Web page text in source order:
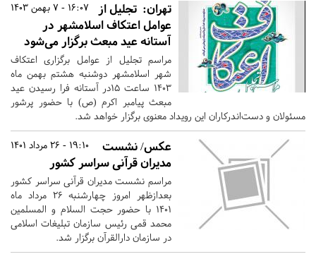
16:07 - 7 بهمن 1403 تهران: تجلیل از
عوامل اعتکاف اسلامشهر در
آستانه عید مبعث برگزار می‌شود
مراسم تجلیل از عوامل برگزاری اعتکاف
شهر اسلامشهر دوشنبه هشتم بهمن ماه
۱۴۰۳ ساعت 15در آستانه فرا رسیدن عید
مبعث پیامبر اکرم (ص) با حضور پرشور
مسئولان و دست‌اندرکاران این رویداد معنوی برگزار خواهد شد.
19:10 - 26 مرداد 1401
عکس/ نشست
مدیران قرآنی سراسر کشور
مراسم نشست مدیران قرآنی سراسر کشور
بعدازظهر امروز چهارشنبه ۲۶ مرداد ماه
۱۴۰۱ با حضور حجت السلام و المسلمین
محمد قمی رئیس سازمان تبلیغات اسلامی
در سازمان دارالقرآن برگزار شد.